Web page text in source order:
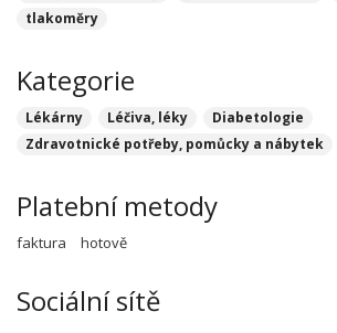
tlakoměry
Kategorie
Lékárny Léčiva, léky
Diabetologie
Zdravotnické potřeby, pomůcky a nábytek
Platební metody
faktura hotově
Sociální sítě